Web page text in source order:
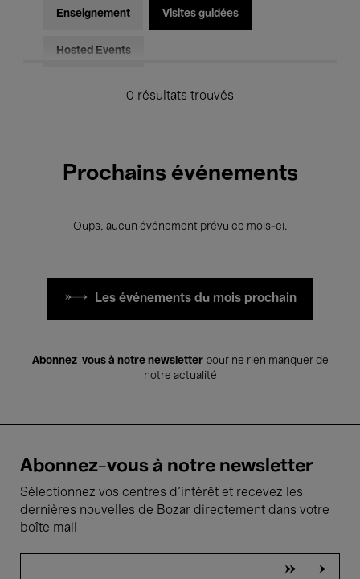
Enseignement Visites guidées
Hosted Events
0 résultats trouvés
Prochains événements
Oups, aucun événement prévu ce mois-ci.
Les événements du mois prochain
Abonnez-vous à notre newsletterpour ne rien manquer de
notre actualité
Abonnez-vous à notre newsletter
Sélectionnez vos centres d'intérêt et recevez les
dernières nouvelles de Bozar directement dans votre
boîte mail